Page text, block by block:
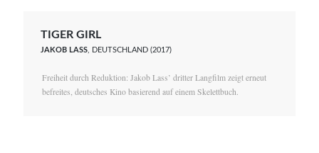
TIGER GIRL
JAKOB LASS, DEUTSCHLAND (2017)
Freiheit durch Reduktion: Jakob Lass’ dritter Langfilm zeigt erneut
befreites, deutsches Kino basierend auf einem Skelettbuch.